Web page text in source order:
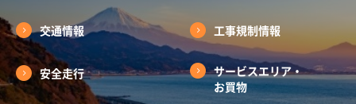
交通情報 工事規制情報
安全走行
サービスエリア・
お買物